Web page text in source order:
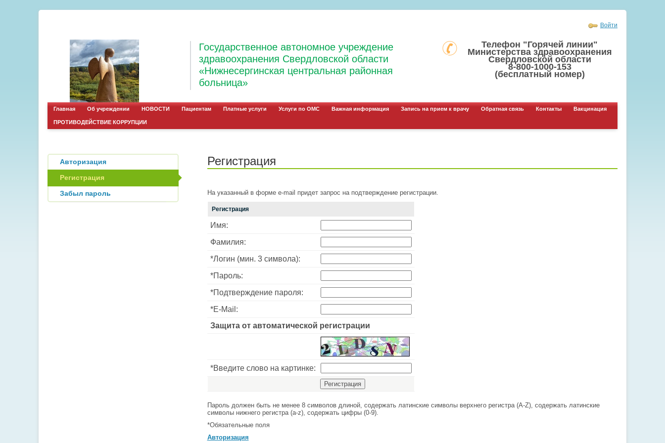
Войти
Телефон "Горячей линии"
Министерства здравоохранения
Свердловской области
8-800-1000-153
(бесплатный номер)
Государственное автономное учреждение
здравоохранения Свердловской области
«Нижнесергинская центральная районная
больница»
Главная Об учреждении НОВОСТИ Пациентам Платные услуги Услуги по ОМС Важная информация Запись на прием к врачу Обратная связь Контакты Вакцинация
ПРОТИВОДЕЙСТВИЕ КОРРУПЦИИ
Авторизация
Регистрация
Забыл пароль
Регистрация
На указанный в форме e-mail придет запрос на подтверждение регистрации.
Регистрация
Имя:
Фамилия:
*Логин (мин. 3 символа):
*Пароль:
*Подтверждение пароля:
*E-Mail:
Защита от автоматической регистрации
*Введите слово на картинке:
Пароль должен быть не менее 8 символов длиной, содержать латинские символы верхнего регистра (A-Z), содержать латинские
символы нижнего регистра (a-z), содержать цифры (0-9).
*Обязательные поля
Авторизация